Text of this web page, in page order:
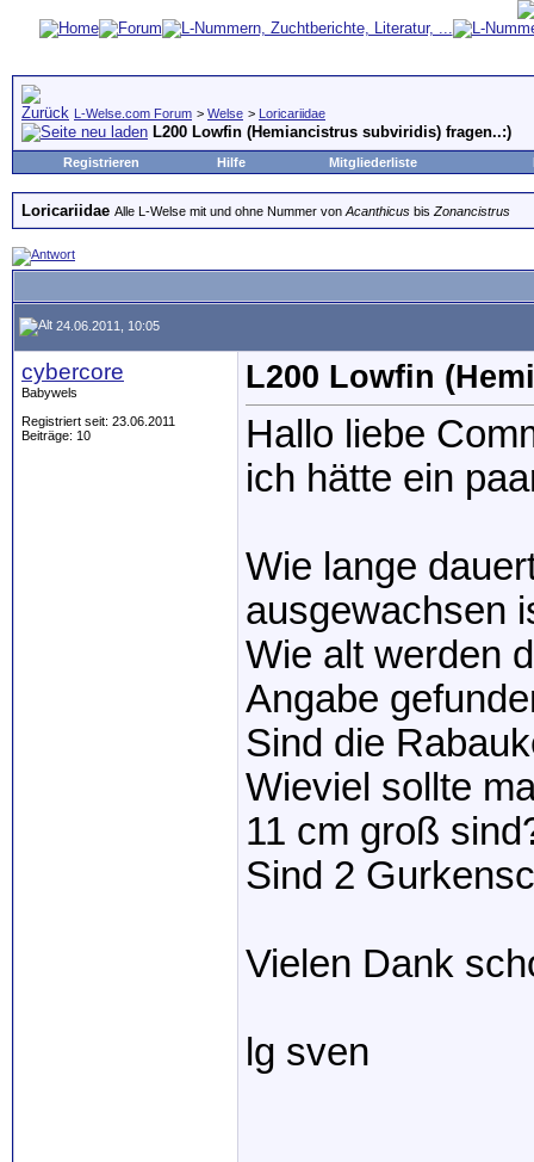
L-Welse.com Forum > Welse > Loricariidae
L200 Lowfin (Hemiancistrus subviridis) fragen..:)
Registrieren Hilfe Mitgliederliste
Loricariidae Alle L-Welse mit und ohne Nummer von Acanthicus bis Zonancistrus
24.06.2011, 10:05
cybercore
Babywels
Registriert seit: 23.06.2011
Beiträge: 10
L200 Lowfin
Hallo liebe
ich hätte ein
Wie lange
ausgewachsen
Wie alt werden
Angabe
Sind die
Wieviel sollte
11 cm groß
Sind 2
Vielen Dank
lg sven